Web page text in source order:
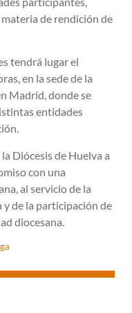
de rendición de
tendrá lugar el
en la sede de la
Madrid, donde se
entidades
Diócesis de Huelva a
con una
al servicio de la
y de la participación de
diocesana.